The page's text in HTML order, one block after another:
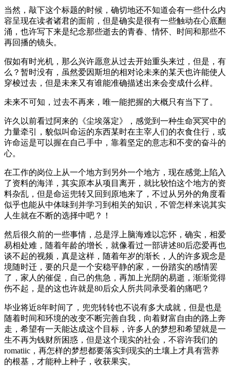
当然，敲下这个标题的时候，确切地还不知道会有一些什么内
容呈现在读者诸君的面前，但是确实是很有一些触动在心底翻
涌，也许写下来是纪念那些逝去的青春、情怀、时间和那些不
再回播的镜头。
假如有时光机，那么兴许愿意从过去开始重头来过，但是，有
么？暂时没有，虽然爱因斯坦的相对论未来的某天也许能使人
穿梭过去，但是未来又有谁能准确描述出来会变成什么样。
未来不可知，过去不再来，唯一能把握的大概只有当下了。
许久以前看过阿来的《尘埃落定》，感觉到一种生命冥冥中的
力量牵引，貌似叫命运的东西某时在主宰人们的衣食住行，或
许命运是可以握在自己手中，靠着坚定的意志和不变的奋斗的
心。
在工作的岗位上从一个地方到另外一个地方，现在感觉上陷入
了资料的海洋，其实原本从项目离开，就比较怕这个地方的资
料杂乱，但是命运兜转又回到原地来了，不过从另外的角度看
似乎也能从中体味到并学习到相关的知识，不管怎样来说其实
人生就在不断的选择中吧？！
然后很久前的一些事情，总是浮上脑海难以忘怀，确实，相爱
易相处难，随着年龄的增长，就像看过一部讲述80后恋爱再也
谈不起的视频，真是这样，随着年岁的渐长，人的许多观念是
境随时迁，要的只是一个安稳平静的家，一份踏实的感情罢
了，家人的催促，自己的焦急，再加上光阴的易逝，渐渐觉得
伤不起，是的这也许就是80后众人所共同承受着的痛吧？
毕业将近8年时间了，兜兜转转也不说有多大成就，但是也是
随着时间和环境的改变不断完善自我，向着财富自由的路上奔
走，希望有一天能达成这个目标，许多人的梦想和希望就是一
生不再为钱财所困惑，但是这个现实的社会，不容许我们的
romatiic，再怎样的梦想都要落实到现实的土壤上才具有营养
的根基，才能种上种子，收获果实。